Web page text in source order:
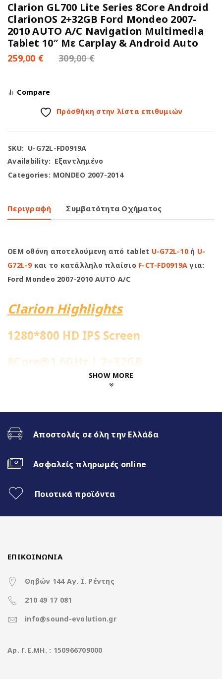
Clarion GL700 Lite Series 8Core Android
ClarionOS 2+32GB Ford Mondeo 2007-
2010 AUTO A/C Navigation Multimedia
Tablet 10″ Με Carplay & Android Auto
309,00€
259,00 €
Compare
Πρόσθήκη στην λίστα επιθυμιών
SKU: U-G72L-FD0919A
Availability: Εξαντλημένο
Categories: MONDEO 2007-2014
Περιγραφή Συμβατότητα Οχήματος
OEM οθόνη αποτελούμενη από tablet U-G72L-10ή U-
G72L-9και το κατάλληλο πλαίσιο F-CT-FD0919A για:
Ford Mondeo 2007-2010 AUTO A/C
Clarion Highlights
1280*800 HD IPS Screen
8Core@1.6GHz | 2+32GB
Ενσωματωμένη 4G Sim Slot
Fast Boot 1-2sec
Ασύρματο CarPlay & Ασύρματο
3 Διαφορετικά θέματα
Χαρακτηριστικά
SHOW MORE
Αποστολές σε όλη την Ελλάδα
Ασφαλείς πληρωμές online
Ποιοτικά προϊόντα
ΕΠΙΚΟΙΝΩΝΙΑ
Θηβών 144 Αγ. Ι. Ρέντης
210 49 17 081
info@sound-evolution.gr
Aρ. Γ.Ε.ΜΗ. : 150966709000